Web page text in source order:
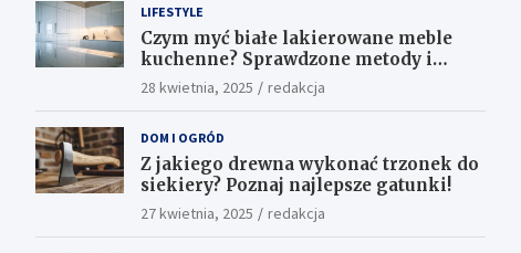
LIFESTYLE
Czym myć białe lakierowane meble
kuchenne? Sprawdzone metody i
skuteczne środki
28 kwietnia, 2025 redakcja
DOM I OGRÓD
Z jakiego drewna wykonać trzonek do
siekiery? Poznaj najlepsze gatunki!
27 kwietnia, 2025 redakcja